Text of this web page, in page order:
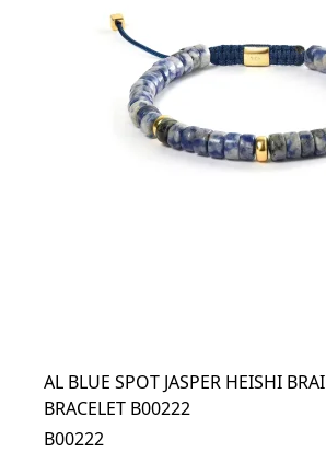
AL BLUE SPOT JASPER HEISHI
BRACELET B00222
B00222